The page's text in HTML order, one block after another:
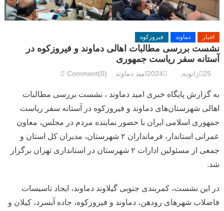
اخبار دماوند فیروزکوه
نشست بررسی مطالبات اهالی دماوند و فیروزکوه در
آستانه سفر ریاست جمهوری
25ژانویه, 2024 امید دماوند Comment(0)
به گزارش پایگاه خبری امید دماوند ، نشست بررسی مطالبات
اهالی شهرستان‌های دماوند و فیروزکوه در آستانه سفر ریاست
جمهوری اسلامی ایران با حضور نماینده مردم در مجلس، معاون
عمرانی استاندار، فرمانداران ۲ شهرستان، مدیران کل استان و
جمعی از مسئولین ادارات ۲ شهرستان در استانداری تهران برگزار
شد.
در این نشست، کمربندی جنوبی گیلاوند دماوند، ایجاد تاسیسات
فاضلاب شهرهای رودهن، دماوند و فیروزکوه، جاده آبسرد، کیلان و